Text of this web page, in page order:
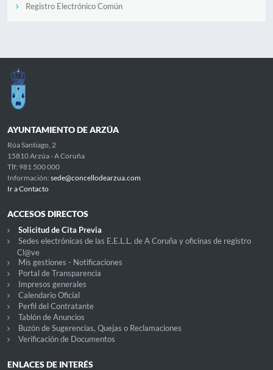
Registro Electrónico Común
AYUNTAMIENTO DE ARZÚA
Rúa Santiago, 2
15810 Arzúa - A Coruña
Tlf: 981 500 000
Información: sede@concellodearzua.com
Ir a Contacto
ACCESOS DIRECTOS
Solicitud de Cita Previa
Sedes electrónicas de las E.E.L.L. de A Coruña y oficinas de registro
Cl@ve
Mis gestiones - Notificaciones
Portal de Transparencia
Impresos generales
Calendario Oficial
Perfil del Contratante
Tablón de Anuncios
Buzón de Sugerencias, Quejas o Reclamaciones
Verificación de Documentos
ENLACES DE INTERÉS